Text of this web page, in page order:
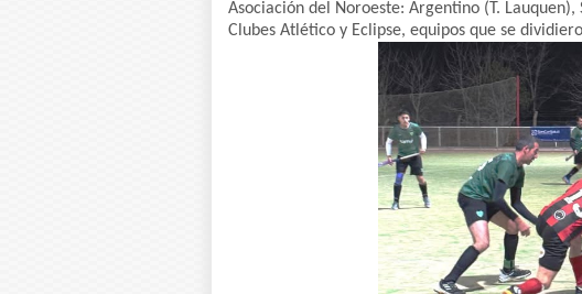
Asociación del Noroeste: Argentino (T.
Clubes Atlético y Eclipse, equipos que se